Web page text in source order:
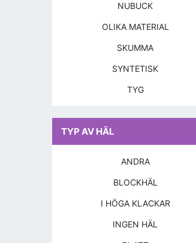
NUBUCK
OLIKA MATERIAL
SKUMMA
SYNTETISK
TYG
TYP AV HÄL
ANDRA
BLOCKHÄL
I HÖGA KLACKAR
INGEN HÄL